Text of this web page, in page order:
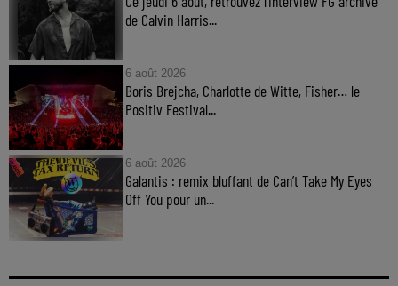
de Calvin Harris...
6 août 2026
Boris Brejcha, Charlotte de Witte, Fisher… le
Positiv Festival...
6 août 2026
Galantis : remix bluffant de Can’t Take My Eyes
Off You pour un...